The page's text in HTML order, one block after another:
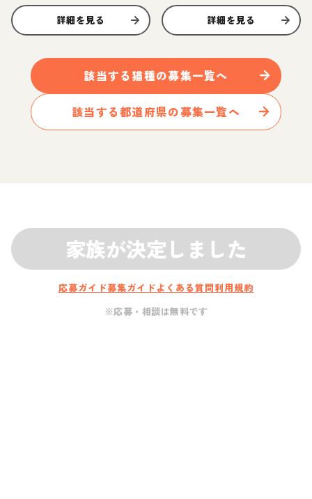
詳細を見る 詳細を見る
該当する 猫種の募集一覧へ
該当する都道府県の募集一覧へ
家族が決定しました
応募ガイド募集ガイド よくある質問利用規約
※応募・相談は無料です